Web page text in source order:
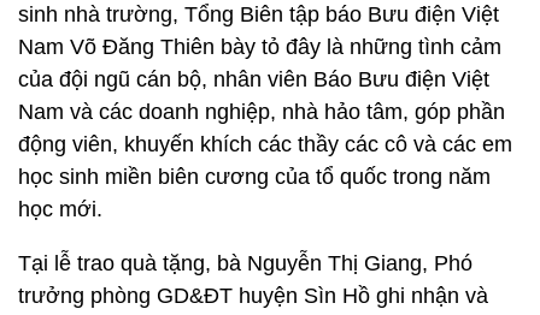
sinh nhà trường, Tổng Biên tập báo Bưu điện Việt
Nam Võ Đăng Thiên bày tỏ đây là những tình cảm
của đội ngũ cán bộ, nhân viên Báo Bưu điện Việt
Nam và các doanh nghiệp, nhà hảo tâm, góp phần
động viên, khuyến khích các thầy các cô và các em
học sinh miền biên cương của tổ quốc trong năm
học mới.
Tại lễ trao quà tặng, bà Nguyễn Thị Giang, Phó
trưởng phòng GD&ĐT huyện Sìn Hồ ghi nhận và